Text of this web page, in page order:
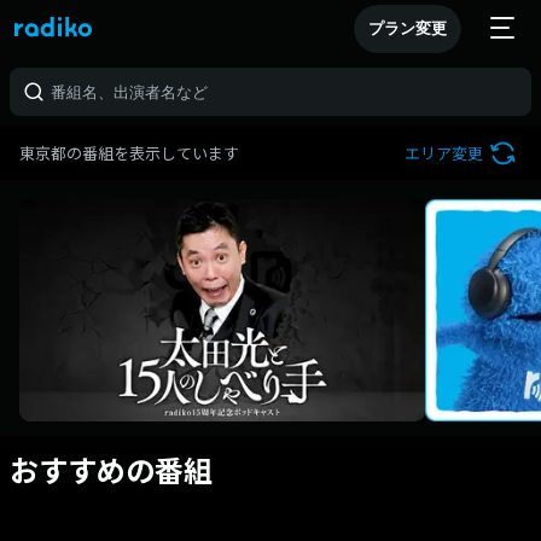
プラン変更
東京都の番組を表示しています エリア変更
おすすめの番組